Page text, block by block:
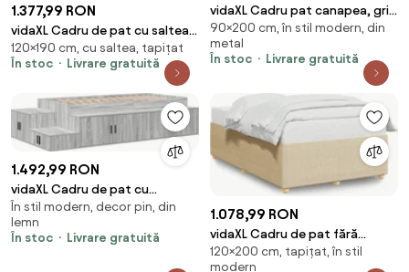
1.377,99 RON
vidaXL Cadru de pat cu saltea
Gri deschis 120 x 190 cm
țesătură
120×190 cm, cu saltea, tapițat
În stoc
Livrare gratuită
vidaXL Cadru pat canapea, gri,
90 x 200 cm, metal
90×200 cm, în stil modern, din
metal
În stoc
Livrare gratuită
1.492,99 RON
vidaXL Cadru de pat cu
depozitare Gri Sonoma 80 cm
Lemn compozit
În stil modern, decor pin, din
lemn
În stoc
Livrare gratuită
1.078,99 RON
vidaXL Cadru de pat fără
saltea, crem, 120x200 cm,
120×200 cm, tapițat, în stil
modern